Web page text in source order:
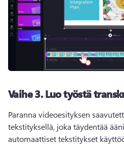
Vaihe 3.Luo työstä
Paranna videoesityksen
tekstityksellä, joka täydentää
automaattiset tekstitykset